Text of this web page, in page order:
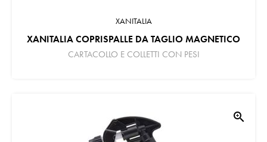
XANITALIA
XANITALIA COPRISPALLE DA TAGLIO MAGNETICO
CARTACOLLO E COLLETTI CON PESI
zoom_in